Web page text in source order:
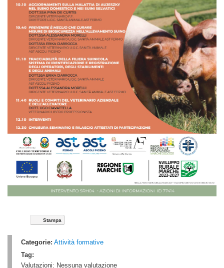
Stampa
Categorie: Attività formative
Tag:
Valutazioni: Nessuna valutazione